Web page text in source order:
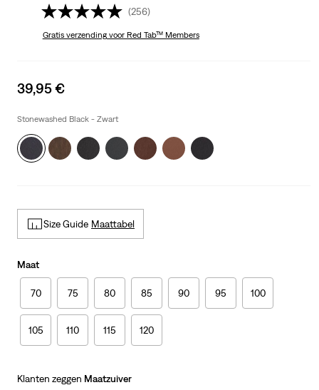
(256)
Gratis verzendingvoor Red Tab™ Members
Sale
is
39,95 €
Stonewashed Black - Zwart
Size Guide Maattabel
Maat
70 75 80 85 90 95 100
105 110 115 120
Klanten zeggen Maatzuiver